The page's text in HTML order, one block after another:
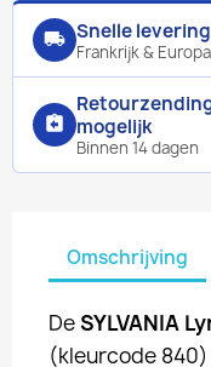
local_shipping Snelle levering
Frankrijk & Europa
assignment_return
mogelijk
Binnen 14 dagen
Omschrijving
DeSYLVANIA
(kleurcode